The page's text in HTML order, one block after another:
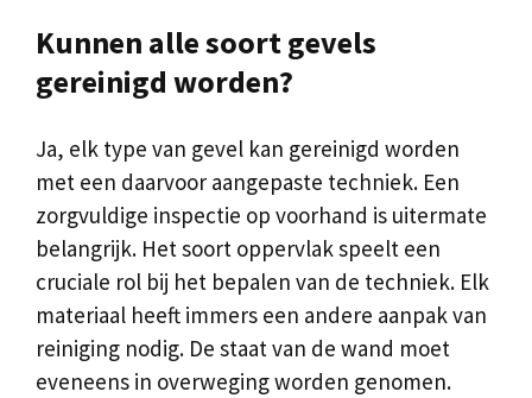
Kunnen alle soort gevels
gereinigd worden?
Ja, elk type van gevel kan gereinigd worden
met een daarvoor aangepaste techniek. Een
zorgvuldige inspectie op voorhand is uitermate
belangrijk. Het soort oppervlak speelt een
cruciale rol bij het bepalen van de techniek. Elk
materiaal heeft immers een andere aanpak van
reiniging nodig. De staat van de wand moet
eveneens in overweging worden genomen.